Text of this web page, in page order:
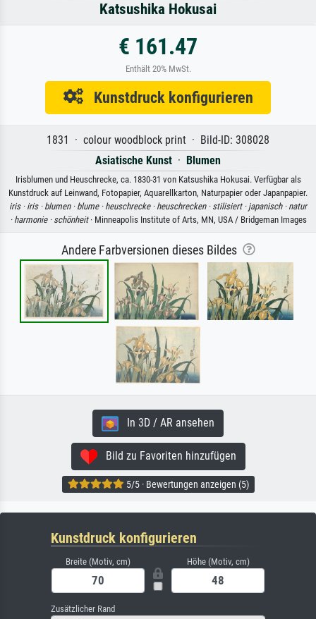
Katsushika Hokusai
€ 161.47
Enthält 20% MwSt.
Kunstdruck konfigurieren
1831 · colour woodblock print · Bild-ID: 308028
Asiatische Kunst · Blumen
Irisblumen und Heuschrecke, ca. 1830-31 von Katsushika Hokusai. Verfügbar als
Kunstdruck auf Leinwand, Fotopapier, Aquarellkarton, Naturpapier oder Japanpapier.
iris · iris · blumen · blume · heuschrecke · heuschrecken · stilisiert · japanisch · natur
· harmonie · schönheit· Minneapolis Institute of Arts, MN, USA / Bridgeman Images
Andere Farbversionen dieses Bildes
In 3D / AR ansehen
Bild zu Favoriten hinzufügen
5/5 · Bewertungen anzeigen (5)
Kunstdruck konfigurieren
Breite (Motiv, cm) Höhe (Motiv, cm)
Zusätzlicher Rand